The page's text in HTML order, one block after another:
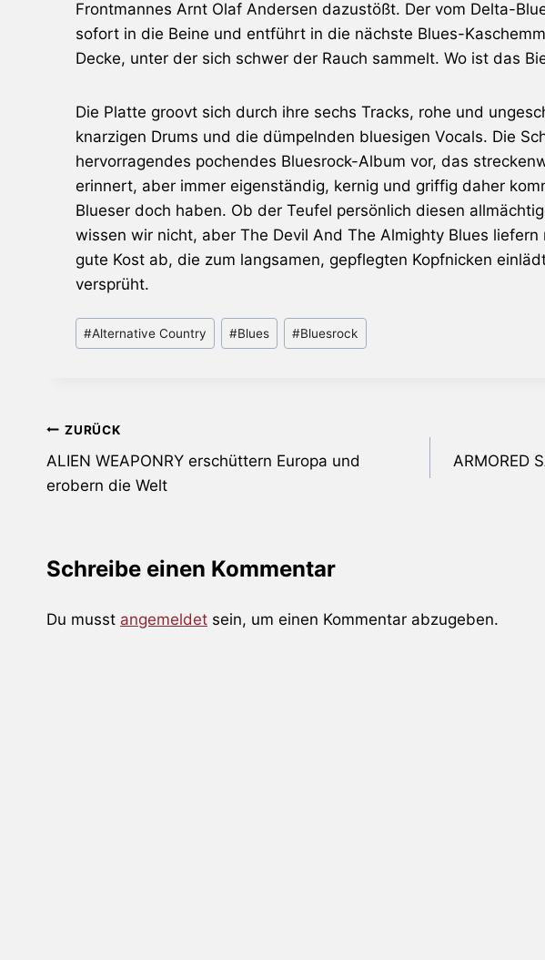
Frontmannes Arnt Olaf Andersen dazustößt. Der vom Delta-
sofort in die Beine und entführt in die nächste Blues-
Decke, unter der sich schwer der Rauch sammelt. Wo ist das
Die Platte groovt sich durch ihre sechs Tracks, rohe und
knarzigen Drums und die dümpelnden bluesigen Vocals. Die
hervorragendes pochendes Bluesrock-Album vor, das
erinnert, aber immer eigenständig, kernig und griffig daher
Blueser doch haben. Ob der Teufel persönlich diesen
wissen wir nicht, aber The Devil And The Almighty Blues
gute Kost ab, die zum langsamen, gepflegten Kopfnicken
versprüht.
Schlagworte:
#Alternative Country #Blues #Bluesrock
Beitragsnavigation
ZURÜCK
ALIEN WEAPONRY erschüttern Europa und
erobern die Welt
ARMORED
Schreibe einen Kommentar
Du musst angemeldet sein, um einen Kommentar abzugeben.